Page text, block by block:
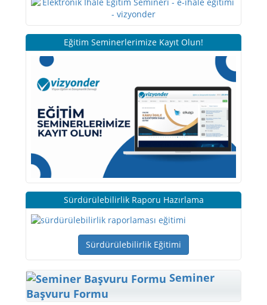
Eğitim Seminerlerimize Kayıt Olun!
Sürdürülebilirlik Raporu Hazırlama
Sürdürülebilirlik Eğitimi
Seminer
Başvuru Formu